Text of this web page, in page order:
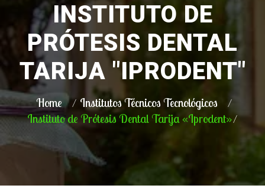
INSTITUTO DE
PRÓTESIS DENTAL
TARIJA "IPRODENT"
Home
Institutos Técnicos Tecnológicos
Instituto de Prótesis Dental Tarija «Iprodent»